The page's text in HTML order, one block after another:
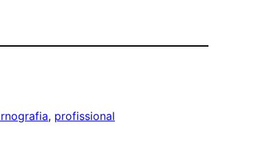
, profissional